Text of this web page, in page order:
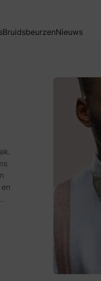
BruidsbeurzenNieuws